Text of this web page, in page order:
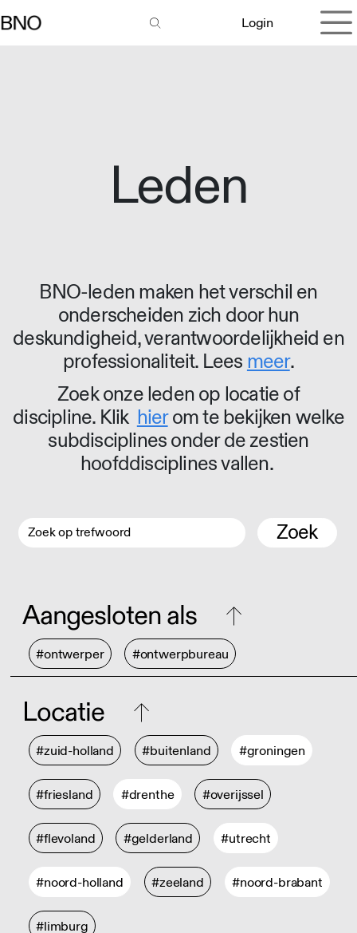
Login
Leden
BNO-leden maken het verschil en
onderscheiden zich door hun
deskundigheid, verantwoordelijkheid en
professionaliteit. Lees meer.
Zoek onze leden op locatie of
discipline. Klik hierom te bekijken welke
subdisciplines onder de zestien
hoofddisciplines vallen.
Zoek
Aangesloten als
#ontwerper #ontwerpbureau
Locatie
#zuid-holland #buitenland #groningen
#friesland #drenthe #overijssel
#flevoland #gelderland #utrecht
#noord-holland #zeeland #noord-brabant
#limburg